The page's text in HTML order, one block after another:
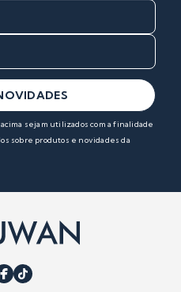
sejam utilizados com a finalidade
sobre produtos e novidades da